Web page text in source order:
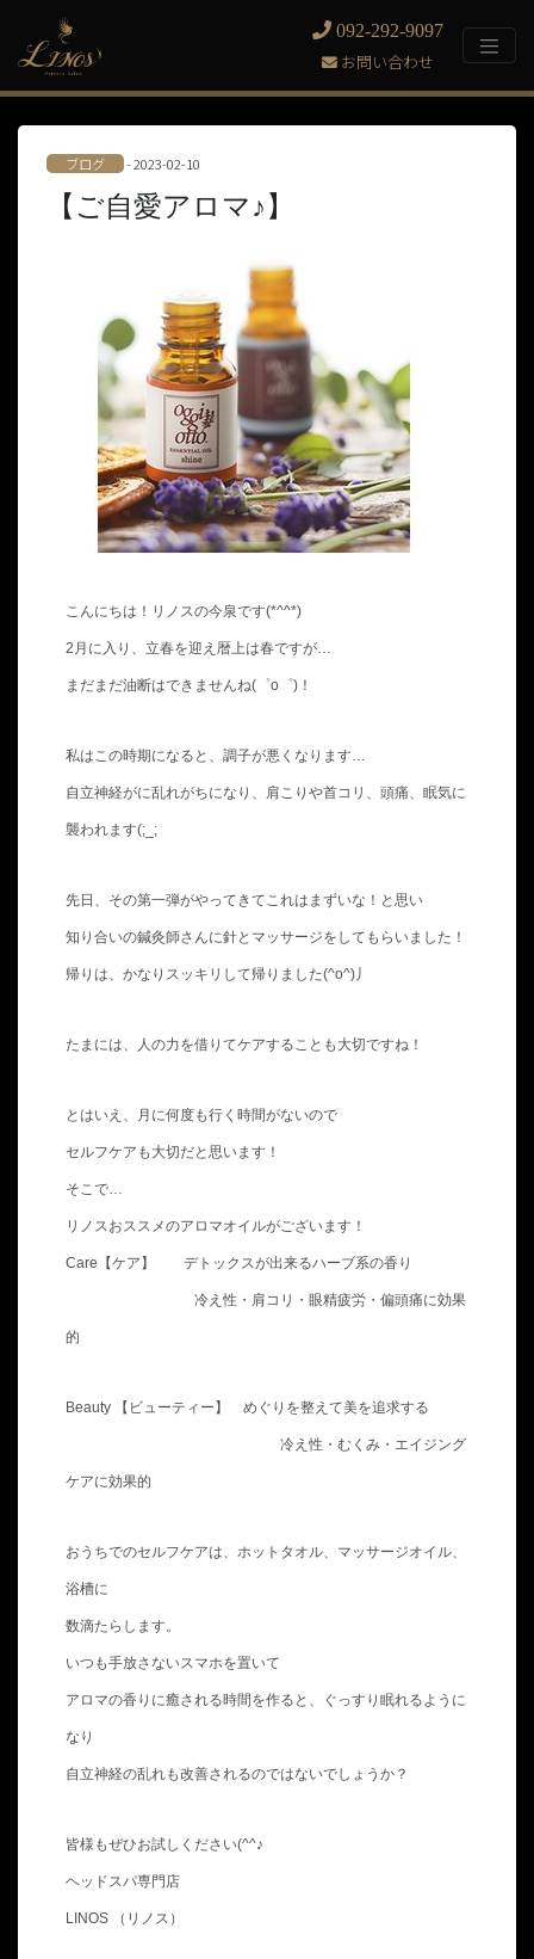
092-292-9097
お問い合わせ
ブログ - 2023-02-10
【ご自愛アロマ♪】
こんにちは！リノスの今泉です(*^^*)
2月に入り、立春を迎え暦上は春ですが…
まだまだ油断はできませんね(゜o゜)！
私はこの時期になると、調子が悪くなります…
自立神経がに乱れがちになり、肩こりや首コリ、頭痛、眠気に
襲われます(;_;
先日、その第一弾がやってきてこれはまずいな！と思い
知り合いの鍼灸師さんに針とマッサージをしてもらいました！
帰りは、かなりスッキリして帰りました(^o^)丿
たまには、人の力を借りてケアすることも大切ですね！
とはいえ、月に何度も行く時間がないので
セルフケアも大切だと思います！
そこで…
リノスおススメのアロマオイルがございます！
Care【ケア】 デトックスが出来るハーブ系の香り
冷え性・肩コリ・眼精疲労・偏頭痛に効果
的
Beauty 【ビューティー】 めぐりを整えて美を追求する
冷え性・むくみ・エイジング
ケアに効果的
おうちでのセルフケアは、ホットタオル、マッサージオイル、
浴槽に
数滴たらします。
いつも手放さないスマホを置いて
アロマの香りに癒される時間を作ると、ぐっすり眠れるように
なり
自立神経の乱れも改善されるのではないでしょうか？
皆様もぜひお試しください(^^♪
ヘッドスパ専門店
LINOS （リノス）